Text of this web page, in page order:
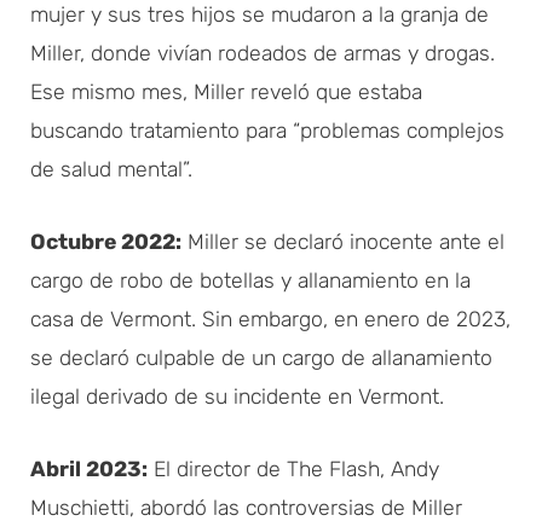
mujer y sus tres hijos se mudaron a la granja de
Miller, donde vivían rodeados de armas y drogas.
Ese mismo mes, Miller reveló que estaba
buscando tratamiento para “problemas complejos
de salud mental”.
Octubre 2022: Miller se declaró inocente ante el
cargo de robo de botellas y allanamiento en la
casa de Vermont. Sin embargo, en enero de 2023,
se declaró culpable de un cargo de allanamiento
ilegal derivado de su incidente en Vermont.
Abril 2023: El director de The Flash, Andy
Muschietti, abordó las controversias de Miller